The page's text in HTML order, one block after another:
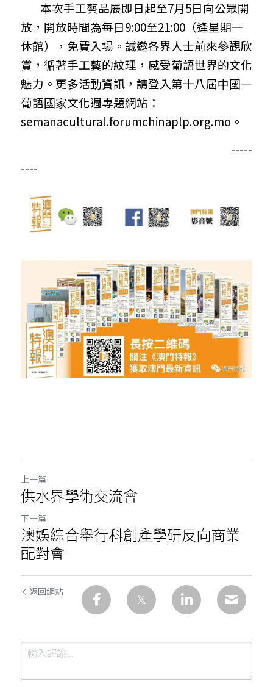
放，開放時間為每日9:00至21:00（逢星期一
休館），免費入場。誠邀各界人士前來參觀欣
賞，循著手工藝的紋理，感受葡語世界的文化
魅力。更多活動資訊，請登入第十八屆中國—
葡語國家文化週專題網站：
semanacultural.forumchinaplp.org.mo。
----
上一篇
供水界學術交流會
下一篇
澳娛綜合舉行科創產學研反向商業
配對會
返回網站